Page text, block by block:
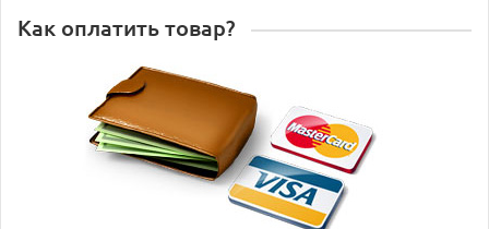
Как оплатить товар?